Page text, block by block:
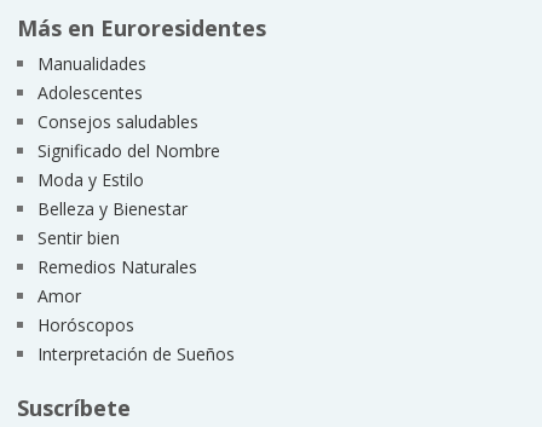
Más en Euroresidentes
Manualidades
Adolescentes
Consejos saludables
Significado del Nombre
Moda y Estilo
Belleza y Bienestar
Sentir bien
Remedios Naturales
Amor
Horóscopos
Interpretación de Sueños
Suscríbete